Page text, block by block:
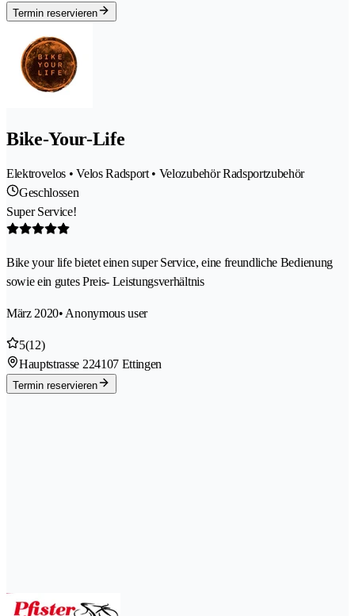
Termin reservieren
Bike-Your-Life
Elektrovelos • Velos Radsport • Velozubehör Radsportzubehör
Geschlossen
Super Service!
Bike your life bietet einen super Service, eine freundliche Bedienung
sowie ein gutes Preis- Leistungsverhältnis
März 2020• Anonymous user
5(12)
Hauptstrasse 224107 Ettingen
Termin reservieren